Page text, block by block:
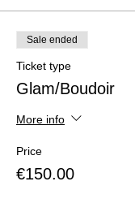
Sale ended
Ticket type
Glam/Boudoir
More info
Price
€150.00